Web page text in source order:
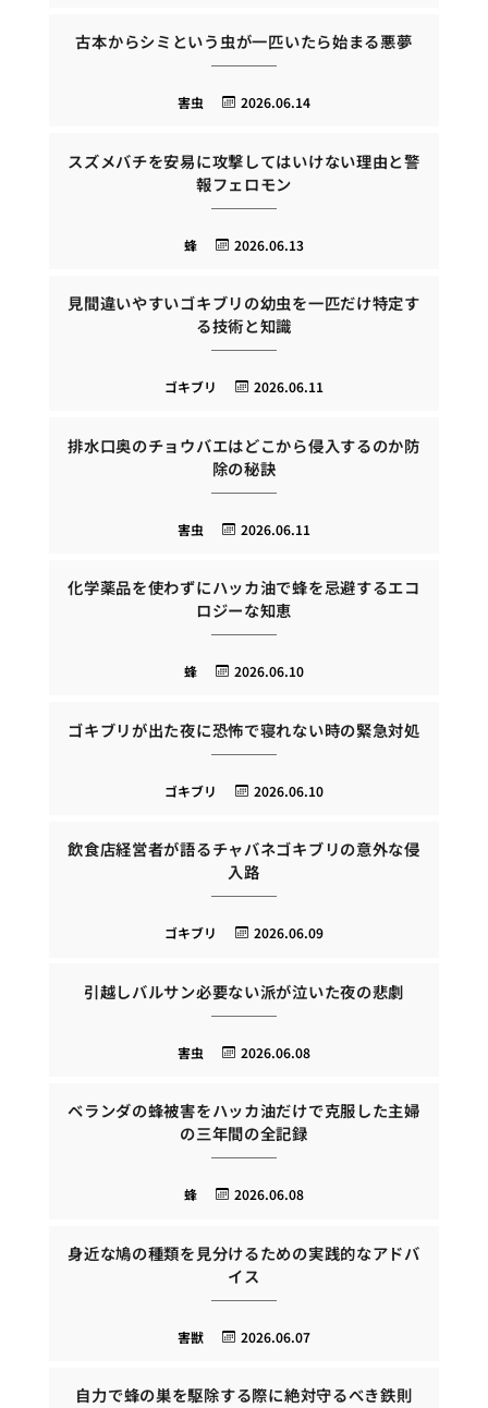
古本からシミという虫が一匹いたら始まる悪夢
2026.06.14
害虫
スズメバチを安易に攻撃してはいけない理由と警
報フェロモン
2026.06.13
蜂
見間違いやすいゴキブリの幼虫を一匹だけ特定す
る技術と知識
2026.06.11
ゴキブリ
排水口奥のチョウバエはどこから侵入するのか防
除の秘訣
2026.06.11
害虫
化学薬品を使わずにハッカ油で蜂を忌避するエコ
ロジーな知恵
2026.06.10
蜂
ゴキブリが出た夜に恐怖で寝れない時の緊急対処
2026.06.10
ゴキブリ
飲食店経営者が語るチャバネゴキブリの意外な侵
入路
2026.06.09
ゴキブリ
引越しバルサン必要ない派が泣いた夜の悲劇
2026.06.08
害虫
ベランダの蜂被害をハッカ油だけで克服した主婦
の三年間の全記録
2026.06.08
蜂
身近な鳩の種類を見分けるための実践的なアドバ
イス
2026.06.07
害獣
自力で蜂の巣を駆除する際に絶対守るべき鉄則